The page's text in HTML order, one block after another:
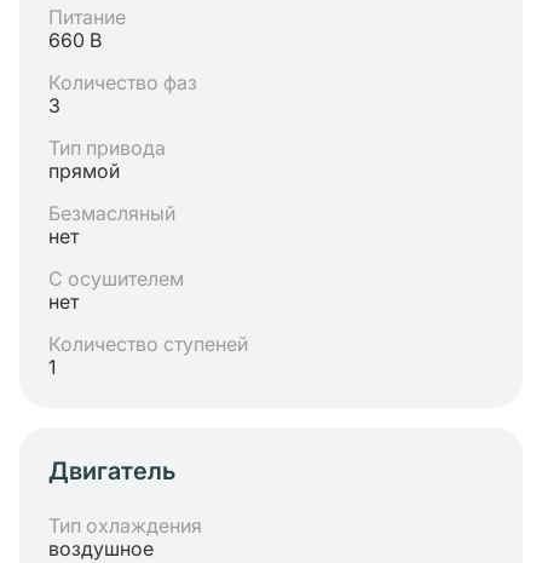
Питание
660 В
Количество фаз
3
Тип привода
прямой
Безмасляный
нет
С осушителем
нет
Количество ступеней
1
Двигатель
Тип охлаждения
воздушное